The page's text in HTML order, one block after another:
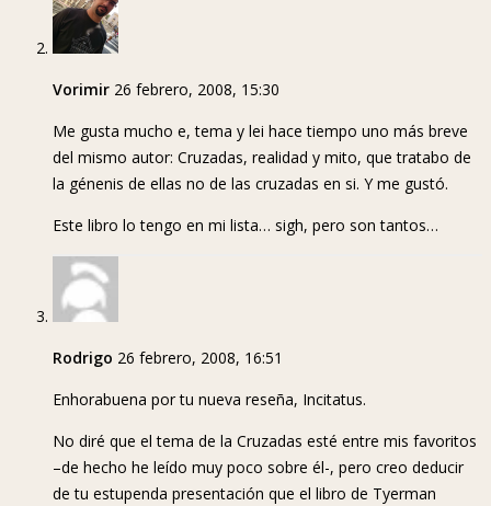
Vorimir 26 febrero, 2008, 15:30
Me gusta mucho e, tema y lei hace tiempo uno más breve
del mismo autor: Cruzadas, realidad y mito, que tratabo de
la génenis de ellas no de las cruzadas en si. Y me gustó.
Este libro lo tengo en mi lista… sigh, pero son tantos…
Rodrigo 26 febrero, 2008, 16:51
Enhorabuena por tu nueva reseña, Incitatus.
No diré que el tema de la Cruzadas esté entre mis favoritos
–de hecho he leído muy poco sobre él-, pero creo deducir
de tu estupenda presentación que el libro de Tyerman